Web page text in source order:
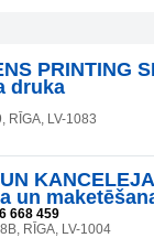
PRINTING
druka
RĪGA, LV-1083
un
668 459
RĪGA, LV-1004